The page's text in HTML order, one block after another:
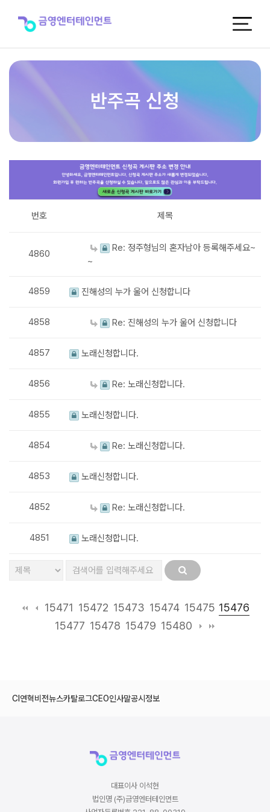
반주곡 신청
번호 제목
4860
Re: 정주형님의 혼자남아 등록해주세요~
~
4859 진해성의 누가 울어 신청합니다
4858 Re: 진해성의 누가 울어 신청합니다
4857 노래신청합니다.
4856 Re: 노래신청합니다.
4855 노래신청합니다.
4854 Re: 노래신청합니다.
4853 노래신청합니다.
4852 Re: 노래신청합니다.
4851 노래신청합니다.
15471 15472 15473 15474 15475 15476
15477 15478 15479 15480
CI 연혁비전뉴스카탈로그CEO인사말공시정보
대표이사 이석현
법인명 (주)금영엔터테인먼트